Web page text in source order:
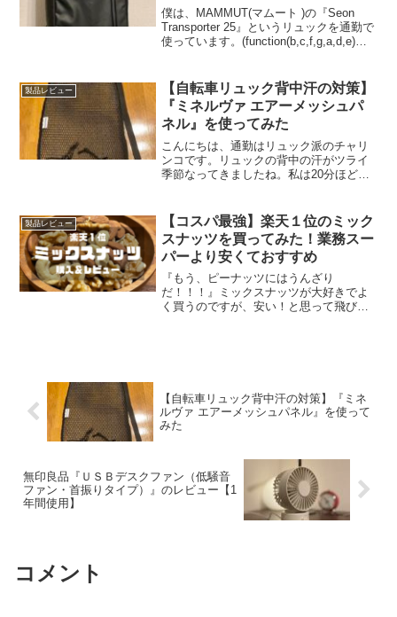
僕は、MAMMUT(マムート )の『Seon
Transporter 25』というリュックを通勤で
使っています。(function(b,c,f,g,a,d,e)
製品レビュー
【自転車リュック背中汗の対策】
『ミネルヴァ エアーメッシュパ
ネル』を使ってみた
こんにちは、通勤はリュック派のチャリ
ンコです。リュックの背中の汗がツライ
季節なってきましたね。私は20分ほどの
てしまいます。ベトベトが不快ですし、
汗ジミの見た目も不潔で...
製品レビュー
【コスパ最強】楽天１位のミック
スナッツを買ってみた！業務スー
パーより安くておすすめ
『もう、ピーナッツにはうんざり
だ！！！』ミックスナッツが大好きでよ
く買うのですが、安い！と思って飛びつ
【自転車リュック背中汗の対策】『ミネ
ルヴァ エアーメッシュパネル』を使って
みた
無印良品『ＵＳＢデスクファン（低騒音
ファン・首振りタイプ）』のレビュー【1
年間使用】
コメント